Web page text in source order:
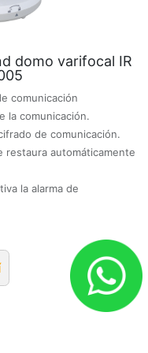
domo varifocal IR
comunicación
la comunicación.
de comunicación.
restaura automáticamente
la alarma de